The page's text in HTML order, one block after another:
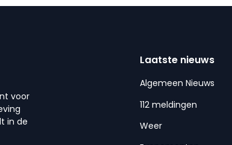
voor
in de
Laatste nieuws
Algemeen Nieuws
112 meldingen
Weer